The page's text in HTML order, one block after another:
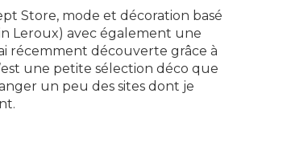
Store, mode et décoration basé
Leroux) avec également une
récemment découverte grâce à
une petite sélection déco que
un peu des sites dont je